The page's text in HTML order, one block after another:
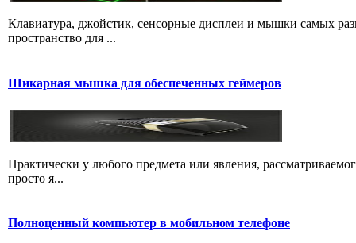
Клавиатура, джойстик, сенсорные дисплеи и мышки самых
пространство для ...
Шикарная мышка для обеспеченных геймеров
Практически у любого предмета или явления,
просто я...
Полноценный компьютер в мобильном телефоне